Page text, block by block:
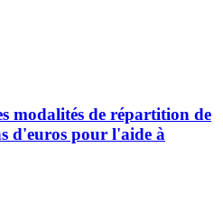
modalités de répartition de
d'euros pour l'aide à